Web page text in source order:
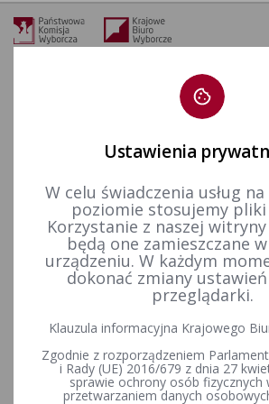
02-08-2026
KALENDARIUM 09-
Wybory uzupełniające do Rady Gminy
wyborczym nr 6, zarządzone na dzień 9
Wybory uzupełniające do Rady Miejskiej w
wyborczym nr 6 - zarządzone na dzień 9
Ustawienia
W celu świadczenia usług
poziomie stosujemy pliki
Korzystanie z naszej witryny
będą one zamieszczane
urządzeniu. W każdym
dokonać zmiany
przeglądarki.
Klauzula informacyjna Krajowego
Zgodnie z rozporządzeniem
i Rady (UE) 2016/679 z dnia 27
sprawie ochrony osób fizycznych
przetwarzaniem danych